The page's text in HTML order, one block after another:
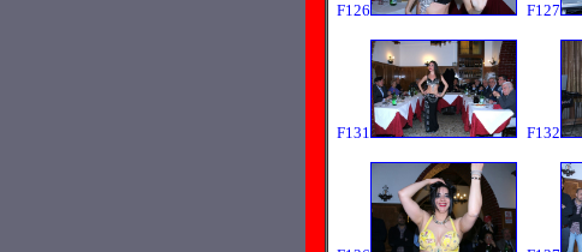
F126 F127
F131 F132